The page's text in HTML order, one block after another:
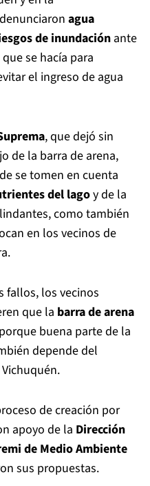
agua
de inundación ante
se hacía para
el ingreso de agua
, que dejó sin
de la barra de arena,
se tomen en cuenta
del lagoy de la
como también
en los vecinos de
fallos, los vecinos
que la barra de arena
buena parte de la
depende del
de creación por
apoyo de la Dirección
de Medio Ambiente
sus propuestas.